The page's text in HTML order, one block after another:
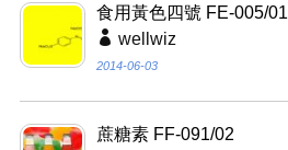
食用黃色四號 FE-005/01
wellwiz
2014-06-03
蔗糖素 FF-091/02